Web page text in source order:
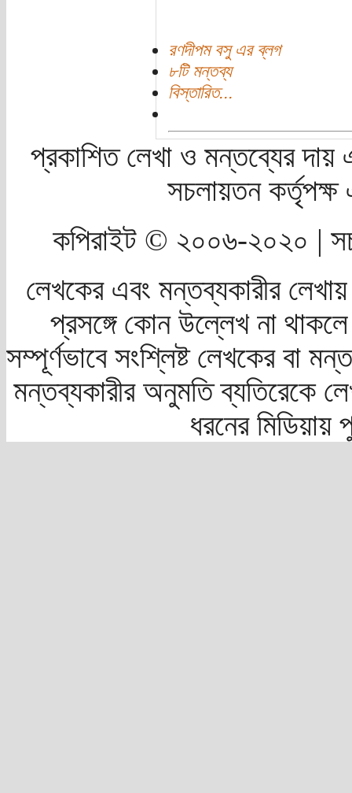
রণদীপম বসু এর ব্লগ
৮টি মন্তব্য
বিস্তারিত...
প্রকাশিত লেখা ও মন্তব্যের দায়
সচলায়তন
কপিরাইট © ২০০৬-২০২০ |
লেখকের এবং মন্তব্যকারীর
প্রসঙ্গে কোন উল্লেখ না
সম্পূর্ণভাবে সংশ্লিষ্ট লেখকের বা
মন্তব্যকারীর অনুমতি ব্যতিরেকে
ধরনের মিডিয়ায়